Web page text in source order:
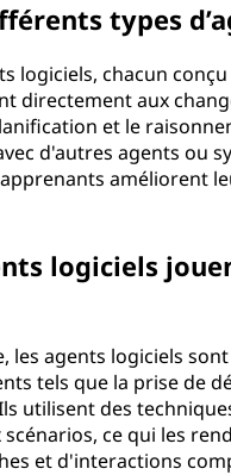
types
logiciels, chacun
directement aux
et le
d'autres agents ou
améliorent
logiciels
les agents logiciels
tels que la prise de
utilisent des
ce qui les
et d'interactions